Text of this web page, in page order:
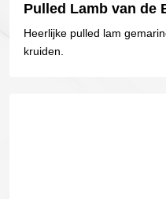
Pulled Lamb van de
Heerlijke pulled lam
kruiden.